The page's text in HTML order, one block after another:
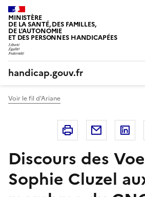
Panneau de gestion des cookies
MINISTÈRE
DE LA SANTÉ, DES FAMILLES,
DE L'AUTONOMIE
ET DES PERSONNES HANDICAPÉES
handicap.gouv.fr
Voir le fil d'Ariane
Imprimer Courriel
Discours des
Sophie Cluzel